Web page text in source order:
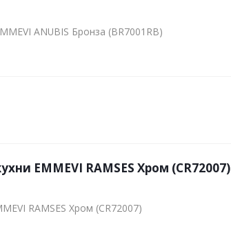
ANUBIS Бронза (BR7001RB)
EMMEVI RAMSES Хром (CR72007)
RAMSES Хром (CR72007)